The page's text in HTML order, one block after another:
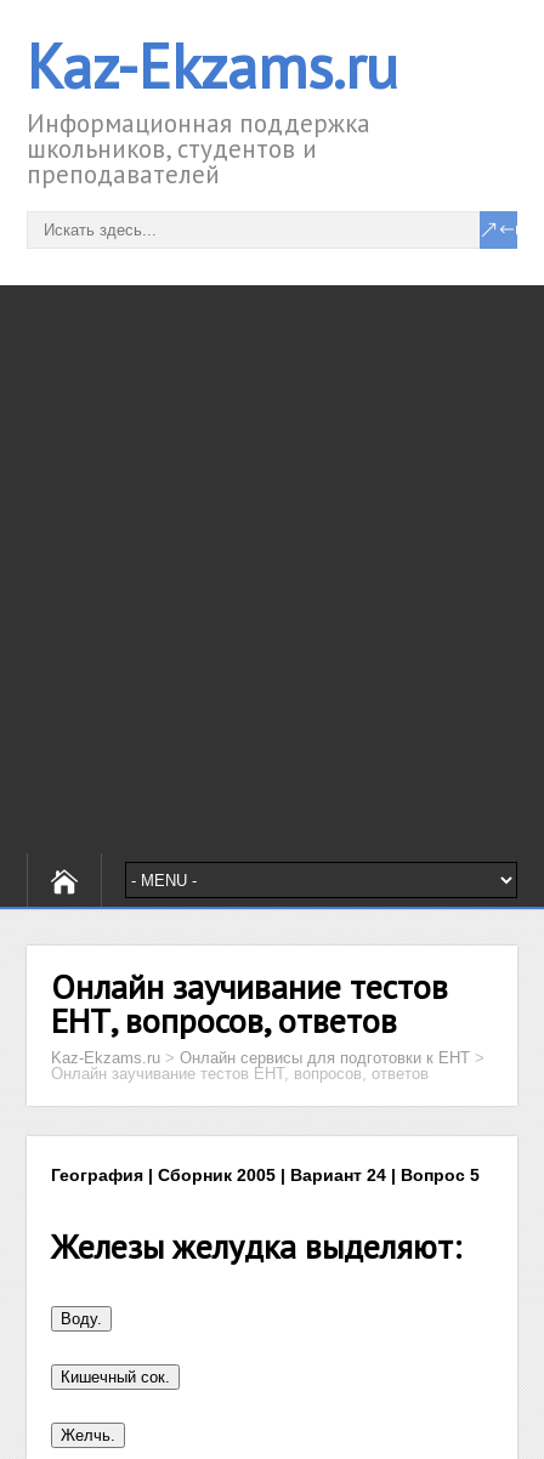
Kaz-Ekzams.ru
Информационная поддержка
школьников, студентов и
преподавателей
Онлайн заучивание тестов
ЕНТ, вопросов, ответов
Kaz-Ekzams.ru >Онлайн сервисы для подготовки к ЕНТ >
Онлайн заучивание тестов ЕНТ, вопросов, ответов
География | Сборник 2005 | Вариант 24 | Вопрос 5
Железы желудка выделяют: